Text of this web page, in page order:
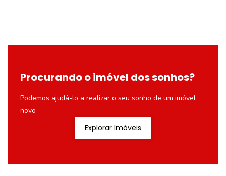
Procurando o imóvel dos sonhos?
Podemos ajudá-lo a realizar o seu sonho de um imóvel
novo
Explorar Imóveis